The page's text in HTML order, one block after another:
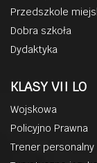
Przedszkole
Dobra szkoła
Dydaktyka
KLASY VII LO
Wojskowa
Policyjno Prawna
Trener personalny